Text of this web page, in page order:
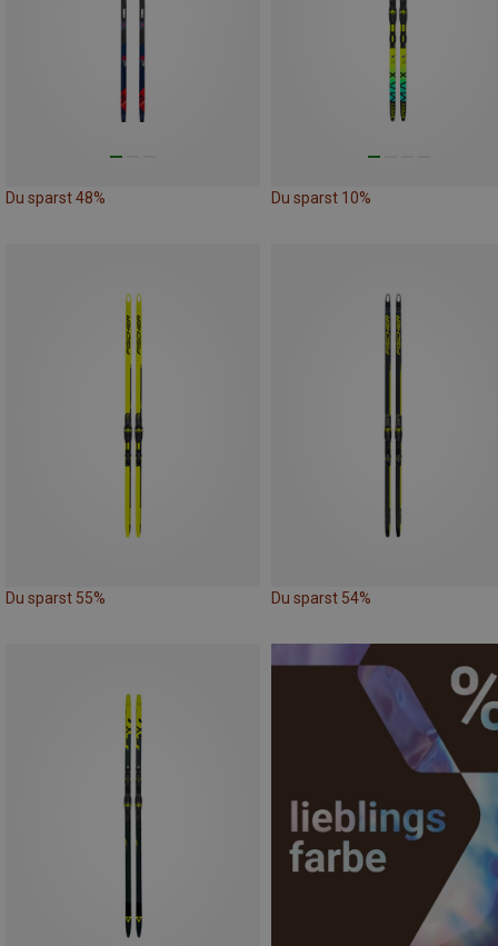
Du sparst 48% Du sparst 10%
Du sparst 55% Du sparst 54%